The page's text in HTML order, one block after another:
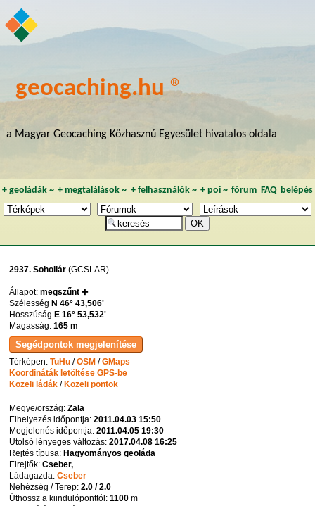
geocaching.hu ®
a Magyar Geocaching Közhasznú Egyesület hivatalos oldala
+ geoládák~ +megtalálások ~ + felhasználók~ + poi~ fórum FAQ belépés
2937. Sohollár (GCSLAR)
Állapot:megszűnt ➕
Szélesség N 46° 43,506'
Hosszúság E 16° 53,532'
Magasság:165 m
Térképen:TuHu /OSM /GMaps
Koordináták letöltése GPS-be
Közeli ládák / Közeli pontok
Megye/ország:Zala
Elhelyezés időpontja:2011.04.03 15:50
Megjelenés időpontja:2011.04.05 19:30
Utolsó lényeges változás:2017.04.08 16:25
Rejtés típusa: Hagyományos geoláda
Elrejtők:Cseber,
Ládagazda:Cseber
Nehézség / Terep:2.0 / 2.0
Úthossz a kiindulóponttól:1100 m